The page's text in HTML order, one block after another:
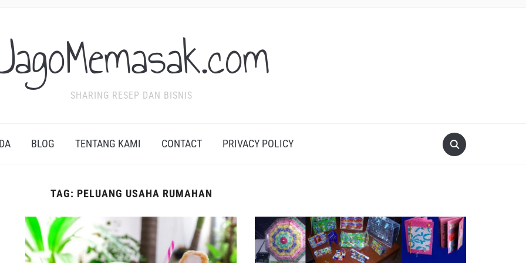
SHARING RESEP DAN BISNIS
BLOG TENTANG KAMI CONTACT PRIVACY POLICY
TAG: PELUANG USAHA RUMAHAN